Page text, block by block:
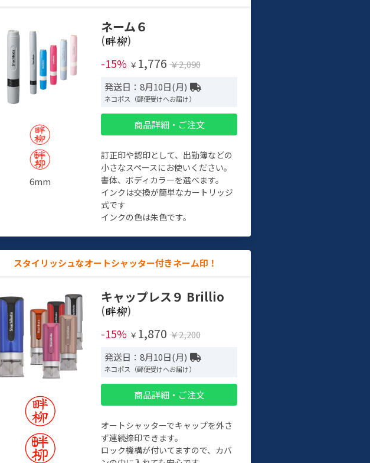
6mm
ネーム６
(
)
-15% ￥ 1,776 ￥2,090
発送日：8月10日(月)
ネコポス（郵便受けへお届け）
商品詳細・ご注文
訂正印や認印として、出勤簿などの
小さなスペースにお使いください。
書体、ボディカラーを選べます。
インクは交換が簡単なカートリッジ
式です
インクの色は朱色です。
スタイリッシュなオートシャッター付きネーム印！
キャップレス９ Brillio
(
)
-15% ￥ 1,870 ￥2,200
発送日：8月10日(月)
ネコポス（郵便受けへお届け）
商品詳細・ご注文
オートシャッターでキャップを外さ
ず連続捺印できます。
ロック機構が付いてますので、カバ